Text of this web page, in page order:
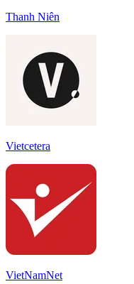
Thanh Niên
Vietcetera
VietNamNet